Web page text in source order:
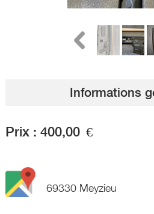
Informations
Prix : 400,00 €
69330 Meyzieu